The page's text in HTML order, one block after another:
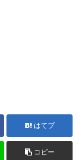
はてブ
コピー